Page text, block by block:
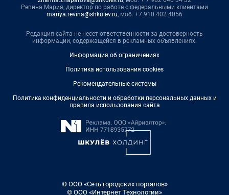
Ревина Мария, директор по работе с федеральными клиентами
mariya.revina@shkulev.ru, моб. +7 910 402 4056
Редакция сайта не несет ответственности за достоверность
информации, содержащейся в рекламных объявлениях.
Информация об ограничениях
Политика использования cookies
Рекомендательные системы
Политика конфиденциальности и обработки персональных данных и
правила использования сайта
© ООО «Сеть городских порталов»
© ООО «Интернет Технологии»